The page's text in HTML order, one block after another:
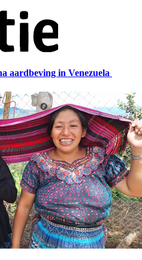
aardbeving in Venezuela